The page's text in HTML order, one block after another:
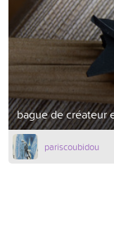
bague de créateur
pariscoubidou